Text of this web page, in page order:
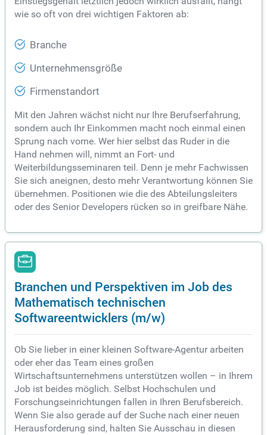
wie so oft von drei wichtigen Faktoren ab:
Branche
Unternehmensgröße
Firmenstandort
Mit den Jahren wächst nicht nur Ihre Berufserfahrung,
sondern auch Ihr Einkommen macht noch einmal einen
Sprung nach vorne. Wer hier selbst das Ruder in die
Hand nehmen will, nimmt an Fort- und
Weiterbildungsseminaren teil. Denn je mehr Fachwissen
Sie sich aneignen, desto mehr Verantwortung können Sie
übernehmen. Positionen wie die des Abteilungsleiters
oder des Senior Developers rücken so in greifbare Nähe.
Branchen und Perspektiven im Job des
Mathematisch technischen
Softwareentwicklers (m/w)
Ob Sie lieber in einer kleinen Software-Agentur arbeiten
oder eher das Team eines großen
Wirtschaftsunternehmens unterstützen wollen – in Ihrem
Job ist beides möglich. Selbst Hochschulen und
Forschungseinrichtungen fallen in Ihren Berufsbereich.
Wenn Sie also gerade auf der Suche nach einer neuen
Herausforderung sind, halten Sie Ausschau in diesen